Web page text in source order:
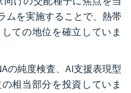
ムを実施することで、熱帯
ての地位を確立していま
の純度検査、AI支援表現型
相当部分を投資していま